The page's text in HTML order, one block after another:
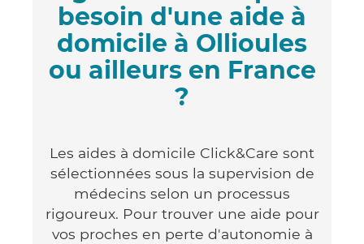
besoin d'une aide à
domicile à Ollioules
ou ailleurs en France
?
Les aides à domicile Click&Care sont
sélectionnées sous la supervision de
médecins selon un processus
rigoureux. Pour trouver une aide pour
vos proches en perte d'autonomie à